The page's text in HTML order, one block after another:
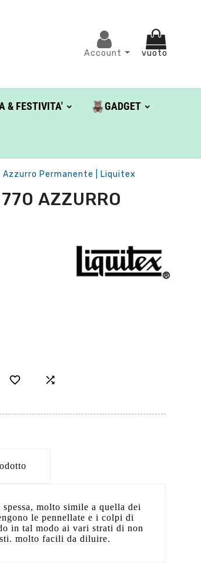
Account vuoto
& FESTIVITA' GADGET
Azzurro Permanente | Liquitex
AZZURRO
 
molto simile a quella dei
le pennellate e i colpi di
in tal modo ai vari strati di non
molto facili da diluire.